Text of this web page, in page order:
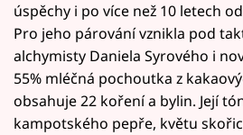
úspěchy i po více než 10 letech
Pro jeho párování vznikla pod
alchymisty Daniela Syrového i
55% mléčná pochoutka z
obsahuje 22 koření a bylin. Její
kampotského pepře, květu